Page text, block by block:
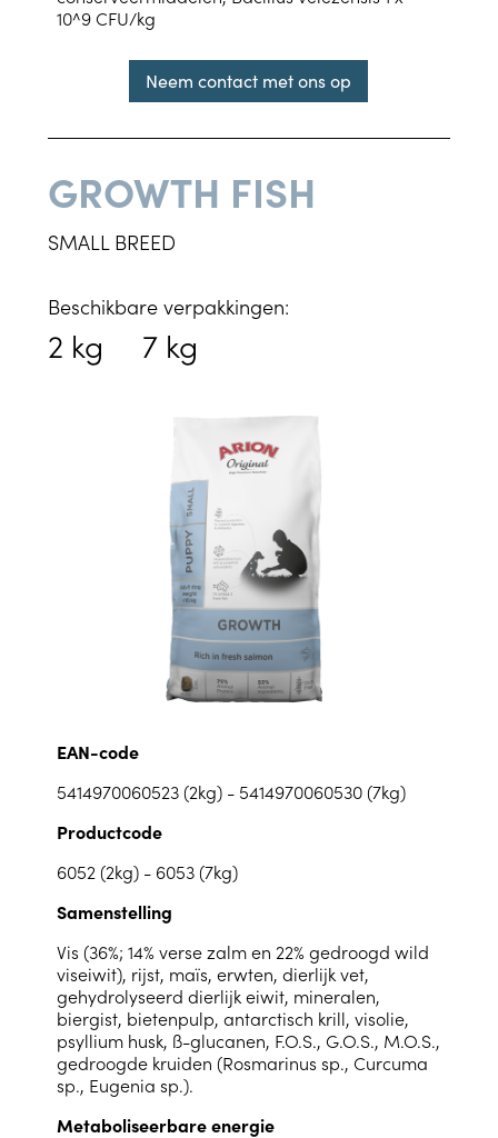
10^9 CFU/kg
Neem contact met ons op
GROWTH FISH
SMALL BREED
Beschikbare verpakkingen:
2 kg 7 kg
EAN-code
5414970060523 (2kg) - 5414970060530 (7kg)
Productcode
6052 (2kg) - 6053 (7kg)
Samenstelling
Vis (36%; 14% verse zalm en 22% gedroogd wild
viseiwit), rijst, maïs, erwten, dierlijk vet,
gehydrolyseerd dierlijk eiwit, mineralen,
biergist, bietenpulp, antarctisch krill, visolie,
psyllium husk, ß-glucanen, F.O.S., G.O.S., M.O.S.,
gedroogde kruiden (Rosmarinus sp., Curcuma
sp., Eugenia sp.).
Metaboliseerbare energie